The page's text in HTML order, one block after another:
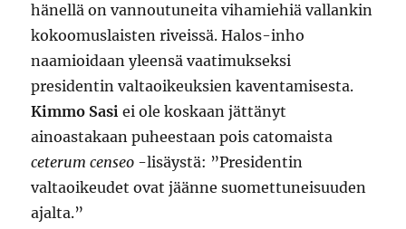
hänellä on vannoutuneita vihamiehiä vallankin
kokoomuslaisten riveissä. Halos-inho
naamioidaan yleensä vaatimukseksi
presidentin valtaoikeuksien kaventamisesta.
Kimmo Sasi ei ole koskaan jättänyt
ainoastakaan puheestaan pois catomaista
ceterum censeo -lisäystä: ”Presidentin
valtaoikeudet ovat jäänne suomettuneisuuden
ajalta.”